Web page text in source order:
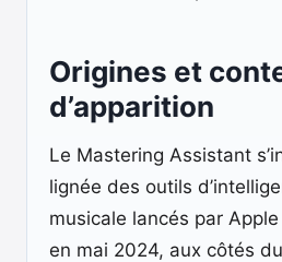
Origines et
d’apparition
Le Mastering Assistant
lignée des outils
musicale lancés par
en mai 2024, aux côtés du